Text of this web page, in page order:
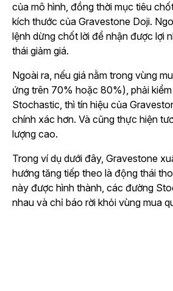
của mô hình, đồng thời mục tiêu
kích thước của Gravestone Doji.
lệnh dừng chốt lời để nhận được lợi
thái giảm giá.
Ngoài ra, nếu giá nằm trong vùng
ứng trên 70% hoặc 80%), phải
Stochastic, thì tín hiệu của
chính xác hơn. Và cũng thực hiện
lượng cao.
Trong ví dụ dưới đây, Gravestone
hướng tăng tiếp theo là động thái
này được hình thành, các đường
nhau và chỉ báo rời khỏi vùng mua